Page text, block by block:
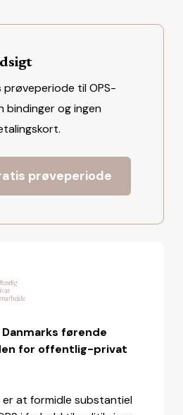
prøveperiode til OPS-
bindinger og ingen
prøveperiode
førende
for offentlig-privat
er at formidle substantiel